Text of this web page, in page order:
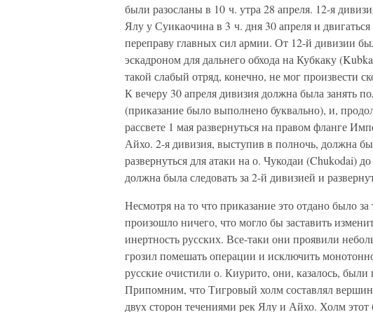
были разосланы в 10 ч. утра 28 апреля. 12-я
Ялу у Суикаочина в 3 ч. дня 30 апреля и
переправу главных сил армии. От 12-й дивизии
эскадроном для дальнего обхода на Кубкаку
такой слабый отряд, конечно, не мог произвести
К вечеру 30 апреля дивизия должна была занять
(приказание было выполнено буквально), и,
рассвете 1 мая развернуться на правом фланге
Айхо. 2-я дивизия, выступив в полночь, должна
развернуться для атаки на о. Чукодаи (Chukodai)
должна была следовать за 2-й дивизией и
Несмотря на то что приказание это отдано было
произошло ничего, что могло бы заставить
инертность русских. Все-таки они проявили
грозил помешать операции и исключить
русские очистили о. Киурито, они, казалось,
Припомним, что Тигровый холм составлял
двух сторон течениями рек Ялу и Айхо. Холм этот